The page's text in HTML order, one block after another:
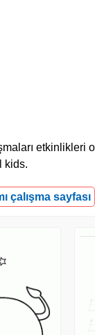
etkinlikleri
kids.
çalışma sayfası